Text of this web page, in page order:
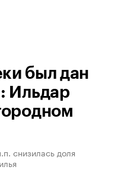
был дан
Ильдар
снизилась доля